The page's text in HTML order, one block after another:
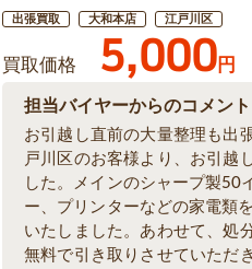
出張買取 大和本店 江戸川区
買取価格 5,000円
担当バイヤーからのコメント
お引越し直前の大量整理も出
戸川区のお客様より、お引越
した。メインのシャープ製50
ー、プリンターなどの家電類
いたしました。あわせて、処
無料で引き取りさせていただ